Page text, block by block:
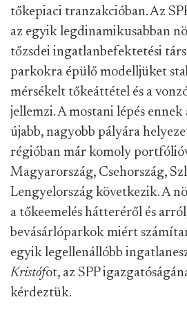
tőkepiaci tranzakcióban. Az
az egyik legdinamikusabban
tőzsdei ingatlanbefektetési
parkokra épülő modelljüket
mérsékelt tőkeáttétel és a
jellemzi. A mostani lépés
újabb, nagyobb pályára
régióban már komoly
Magyarország, Csehország,
Lengyelország következik. A
a tőkeemelés hátteréről és
bevásárlóparkok miért
egyik legellenállóbb
Kristófot, az SPP
kérdeztük.